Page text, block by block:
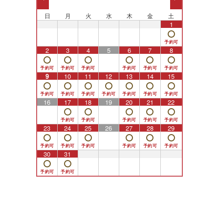
日 月 火 水 木 金 土
1
2 3 4 5 6 7 8
9 10 11 12 13 14 15
16 17 18 19 20 21 22
23 24 25 26 27 28 29
30 31